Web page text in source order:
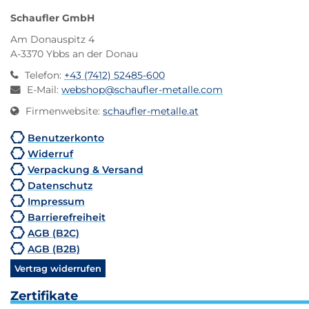
Schaufler GmbH
Am Donauspitz 4
A-3370 Ybbs an der Donau
Telefon: +43 (7412) 52485-600
E-Mail: webshop@schaufler-metalle.com
Firmenwebsite: schaufler-metalle.at
Benutzerkonto
Widerruf
Verpackung & Versand
Datenschutz
Impressum
Barrierefreiheit
AGB (B2C)
AGB (B2B)
Vertrag widerrufen
Zertifikate